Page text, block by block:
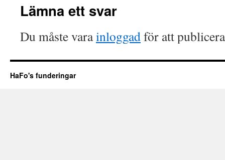
Lämna ett svar
Du måste varainloggadför att
HaFo's funderingar